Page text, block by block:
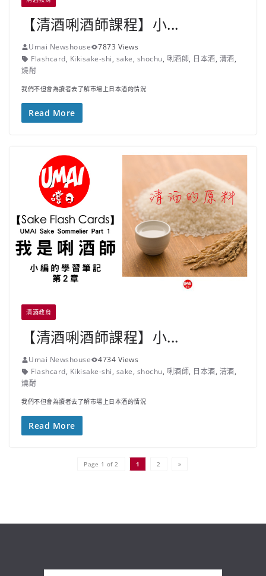
【清酒唎酒師課程】小...
Umai Newshouse
7873 Views
Flashcard, Kikisake-shi, sake, shochu, 唎酒師, 日本酒, 清酒,
燒酎
我們不但會為讀者去了解市場上日本酒的情況
Read More
清酒教育
【清酒唎酒師課程】小...
Umai Newshouse
4734 Views
Flashcard, Kikisake-shi, sake, shochu, 唎酒師, 日本酒, 清酒,
燒酎
我們不但會為讀者去了解市場上日本酒的情況
Read More
Page 1 of 2 1 2 »